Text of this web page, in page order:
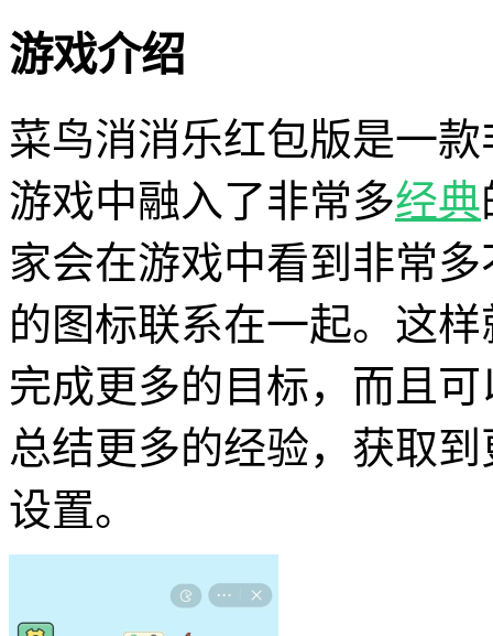
游戏介绍
菜鸟消消乐红包版是一
游戏中融入了非常多经典
家会在游戏中看到非常
的图标联系在一起。这
完成更多的目标，而且
总结更多的经验，获取
设置。